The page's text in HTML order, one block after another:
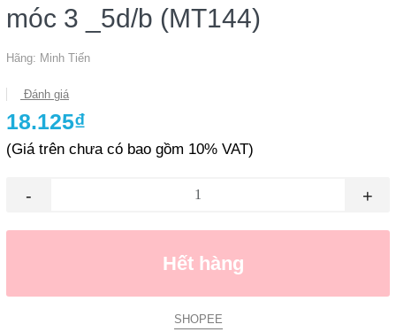
móc 3 _5d/b (MT144)
Hãng: Minh Tiến
Đánh giá
18.125₫
(Giá trên chưa có bao gồm 10% VAT)
- +
Hết hàng
SHOPEE